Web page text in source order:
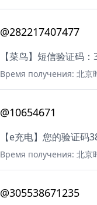
@282217407477
【菜鸟】短信验证码
Время получения: 北京
@10654671
【e充电】您的验证码
Время получения: 北京
@305538671235